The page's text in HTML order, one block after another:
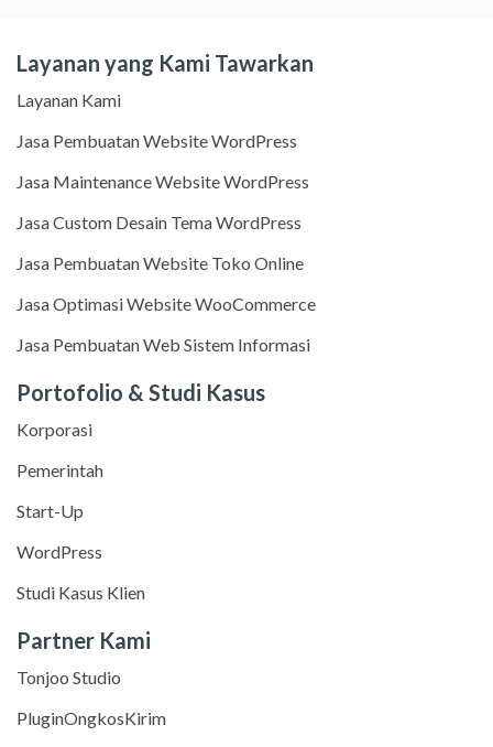
Layanan yang Kami Tawarkan
Layanan Kami
Jasa Pembuatan Website WordPress
Jasa Maintenance Website WordPress
Jasa Custom Desain Tema WordPress
Jasa Pembuatan Website Toko Online
Jasa Optimasi Website WooCommerce
Jasa Pembuatan Web Sistem Informasi
Portofolio & Studi Kasus
Korporasi
Pemerintah
Start-Up
WordPress
Studi Kasus Klien
Partner Kami
Tonjoo Studio
PluginOngkosKirim